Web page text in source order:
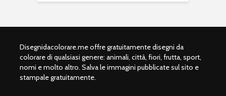
Disegnidacolorare.me offre gratuitamente disegni da
colorare di qualsiasi genere: animali, città, fiori, frutta, sport,
nomi e molto altro. Salva le immagini pubblicate sul sito e
stampale gratuitamente.